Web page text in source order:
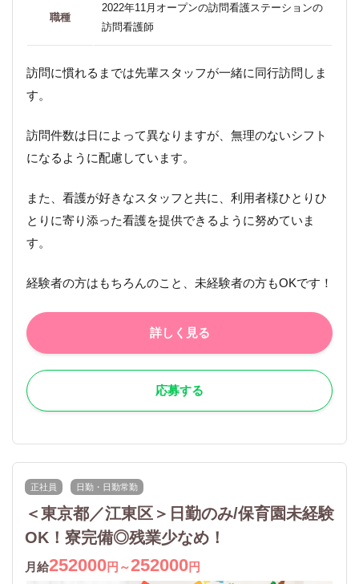
職種
2022年11月オープンの訪問看護ステーションの
訪問看護師
訪問に慣れるまでは先輩スタッフが一緒に同行訪問しま
す。
訪問件数は日によって異なりますが、無理のないシフト
になるように配慮しています。
また、看護が好きなスタッフと共に、利用者様ひとりひ
とりに寄り添った看護を提供できるように努めていま
す。
経験者の方はもちろんのこと、未経験者の方もOKです！
詳しく見る
応募する
正社員 日勤・日勤常勤
＜東京都／江東区＞日勤のみ/保育園未経験
OK！寮完備◎残業少なめ！
月給252000円～252000円